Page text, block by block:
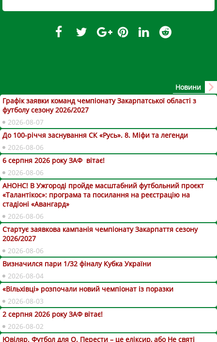
Новини
Графік заявки команд чемпіонату Закарпатської області з
футболу сезону 2026/2027
2026-08-07
До 100-річчя заснування СК «Русь». 8. Міфи та легенди
2026-08-06
6 серпня 2026 року ЗАФ вітає!
2026-08-06
АНОНС! В Ужгороді пройде масштабний футбольний проєкт
«Талантікос»: програма та посилання на реєстрацію на
стадіоні «Авангард»
2026-08-06
Стартує заявкова кампанія чемпіонату Закарпаття сезону
2026/2027
2026-08-06
Визначился пари 1/32 фіналу Кубка України
2026-08-04
«Вільхівці» розпочали новий чемпіонат із поразки
2026-08-03
2 серпня 2026 року ЗАФ вітає!
2026-08-02
Ювіляр. Футбол для О. Перести – це еліксир, або Не святі